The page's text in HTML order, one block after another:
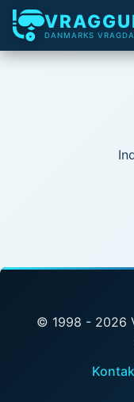
DANMARKS
© 1998 - 2026